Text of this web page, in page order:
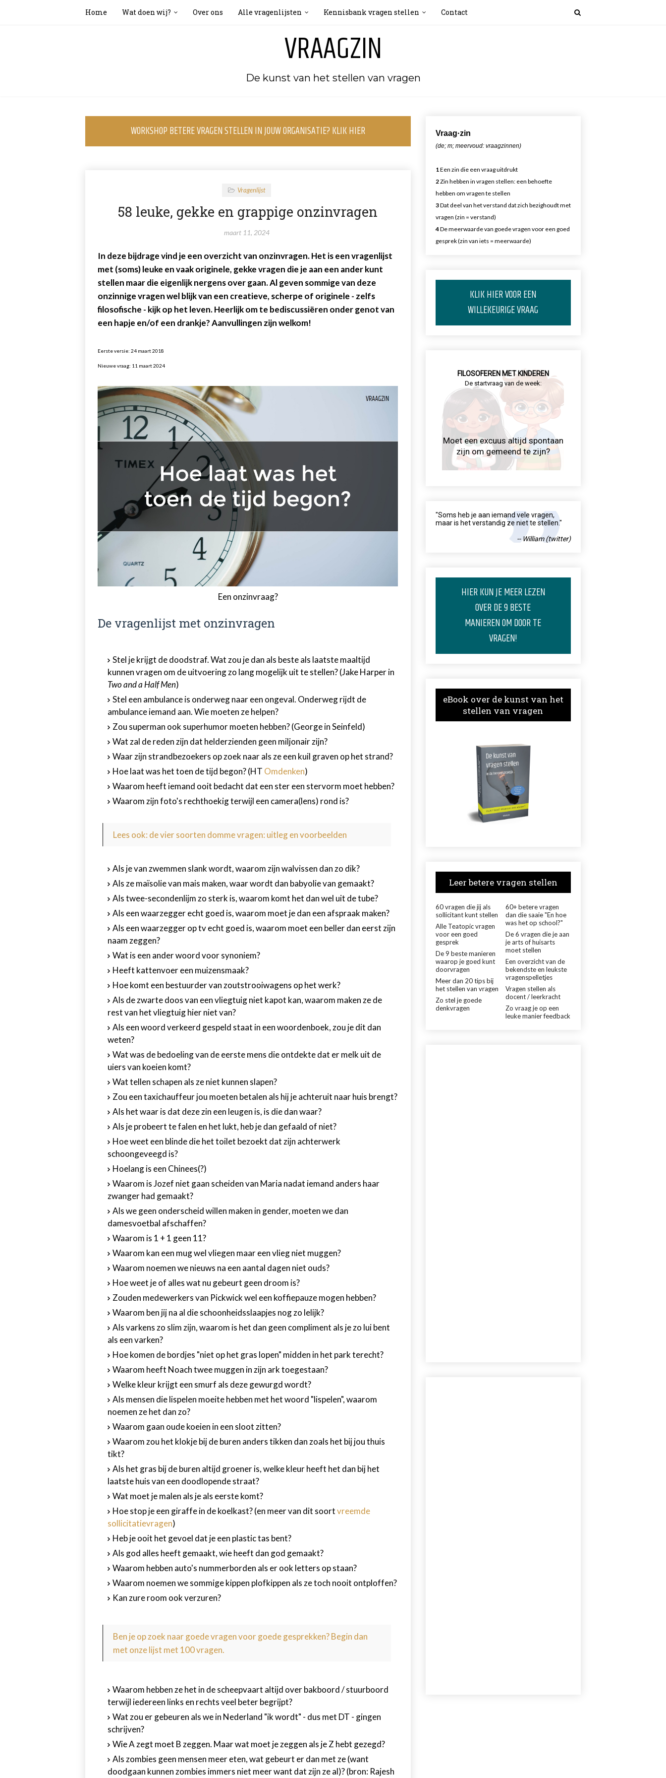
VRAAGZIN
De kunst van het stellen van vragen
Home Wat doen wij? Over ons Alle vragenlijsten Kennisbank vragen stellen Contact
WORKSHOP BETERE VRAGEN STELLEN IN JOUW ORGANISATIE? KLIK HIER
Vragenlijst
58 leuke, gekke en grappige onzinvragen
maart 11, 2024
In deze bijdrage vind je een overzicht van onzinvragen. Het is een vragenlijst
met (soms) leuke en vaak originele, gekke vragen die je aan een ander kunt
stellen maar die eigenlijk nergens over gaan. Al geven sommige van deze
onzinnige vragen wel blijk van een creatieve, scherpe of originele - zelfs
filosofische - kijk op het leven. Heerlijk om te bediscussiëren onder genot van
een hapje en/of een drankje? Aanvullingen zijn welkom!
Eerste versie: 24 maart 2018
Nieuwe vraag: 11 maart 2024
Een onzinvraag?
De vragenlijst met onzinvragen
Stel je krijgt de doodstraf. Wat zou je dan als beste als laatste maaltijd
kunnen vragen om de uitvoering zo lang mogelijk uit te stellen? (Jake Harper in
Two and a Half Men)
Stel een ambulance is onderweg naar een ongeval. Onderweg rijdt de
ambulance iemand aan. Wie moeten ze helpen?
Zou superman ook superhumor moeten hebben? (George in Seinfeld)
Wat zal de reden zijn dat helderzienden geen miljonair zijn?
Waar zijn strandbezoekers op zoek naar als ze een kuil graven op het strand?
Hoe laat was het toen de tijd begon? (HT Omdenken)
Waarom heeft iemand ooit bedacht dat een ster een stervorm moet hebben?
Waarom zijn foto's rechthoekig terwijl een camera(lens) rond is?
Lees ook: de vier soorten domme vragen: uitleg en voorbeelden
Als je van zwemmen slank wordt, waarom zijn walvissen dan zo dik?
Als ze maïsolie van mais maken, waar wordt dan babyolie van gemaakt?
Als twee-secondenlijm zo sterk is, waarom komt het dan wel uit de tube?
Als een waarzegger echt goed is, waarom moet je dan een afspraak maken?
Als een waarzegger op tv echt goed is, waarom moet een beller dan eerst zijn
naam zeggen?
Wat is een ander woord voor synoniem?
Heeft kattenvoer een muizensmaak?
Hoe komt een bestuurder van zoutstrooiwagens op het werk?
Als de zwarte doos van een vliegtuig niet kapot kan, waarom maken ze de
rest van het vliegtuig hier niet van?
Als een woord verkeerd gespeld staat in een woordenboek, zou je dit dan
weten?
Wat was de bedoeling van de eerste mens die ontdekte dat er melk uit de
uiers van koeien komt?
Wat tellen schapen als ze niet kunnen slapen?
Zou een taxichauffeur jou moeten betalen als hij je achteruit naar huis brengt?
Als het waar is dat deze zin een leugen is, is die dan waar?
Als je probeert te falen en het lukt, heb je dan gefaald of niet?
Hoe weet een blinde die het toilet bezoekt dat zijn achterwerk
schoongeveegd is?
Hoelang is een Chinees(?)
Waarom is Jozef niet gaan scheiden van Maria nadat iemand anders haar
zwanger had gemaakt?
Als we geen onderscheid willen maken in gender, moeten we dan
damesvoetbal afschaffen?
Waarom is 1 + 1 geen 11?
Waarom kan een mug wel vliegen maar een vlieg niet muggen?
Waarom noemen we nieuws na een aantal dagen niet ouds?
Hoe weet je of alles wat nu gebeurt geen droom is?
Zouden medewerkers van Pickwick wel een koffiepauze mogen hebben?
Waarom ben jij na al die schoonheidsslaapjes nog zo lelijk?
Als varkens zo slim zijn, waarom is het dan geen compliment als je zo lui bent
als een varken?
Hoe komen de bordjes "niet op het gras lopen" midden in het park terecht?
Waarom heeft Noach twee muggen in zijn ark toegestaan?
Welke kleur krijgt een smurf als deze gewurgd wordt?
Als mensen die lispelen moeite hebben met het woord "lispelen", waarom
noemen ze het dan zo?
Waarom gaan oude koeien in een sloot zitten?
Waarom zou het klokje bij de buren anders tikken dan zoals het bij jou thuis
tikt?
Als het gras bij de buren altijd groener is, welke kleur heeft het dan bij het
laatste huis van een doodlopende straat?
Wat moet je malen als je als eerste komt?
Hoe stop je een giraffe in de koelkast? (en meer van dit soortvreemde
sollicitatievragen)
Heb je ooit het gevoel dat je een plastic tas bent?
Als god alles heeft gemaakt, wie heeft dan god gemaakt?
Waarom hebben auto's nummerborden als er ook letters op staan?
Waarom noemen we sommige kippen plofkippen als ze toch nooit ontploffen?
Kan zure room ook verzuren?
Ben je op zoek naar goede vragen voor goede gesprekken? Begin dan
met onze lijst met 100 vragen.
Waarom hebben ze het in de scheepvaart altijd over bakboord / stuurboord
terwijl iedereen links en rechts veel beter begrijpt?
Wat zou er gebeuren als we in Nederland "ik wordt" - dus met DT - gingen
schrijven?
Wie A zegt moet B zeggen. Maar wat moet je zeggen als je Z hebt gezegd?
Als zombies geen mensen meer eten, wat gebeurt er dan met ze (want
doodgaan kunnen zombies immers niet meer want dat zijn ze al)? (bron: Rajesh
Vraag·zin
(de; m; meervoud: vraagzinnen)
1Een zin die een vraag uitdrukt
2Zin hebben in vragen stellen: een behoefte
hebben om vragen te stellen
3Dat deel van het verstand dat zich bezighoudt met
vragen (zin = verstand)
4De meerwaarde van goede vragen voor een goed
gesprek (zin van iets = meerwaarde)
KLIK HIER VOOR EEN
WILLEKEURIGE VRAAG
FILOSOFEREN MET KINDEREN
De startvraag van de week:
Moet een excuus altijd spontaan
zijn om gemeend te zijn?
"Soms heb je aan iemand vele vragen,
maar is het verstandig ze niet te stellen."
-- William (twitter)
HIER KUN JE MEER LEZEN
OVER DE 9 BESTE
MANIEREN OM DOOR TE
VRAGEN!
eBook over de kunst van het
stellen van vragen
Leer betere vragen stellen
60 vragen die jij als
sollicitant kunt stellen
60+ betere vragen
dan die saaie "En hoe
was het op school?"
Alle Teatopic vragen
voor een goed
gesprek
De 6 vragen die je aan
je arts of huisarts
moet stellen
De 9 beste manieren
waarop je goed kunt
doorvragen
Een overzicht van de
bekendste en leukste
vragenspelletjes
Meer dan 20 tips bij
het stellen van vragen
Vragen stellen als
docent / leerkracht
Zo stel je goede
denkvragen
Zo vraag je op een
leuke manier feedback